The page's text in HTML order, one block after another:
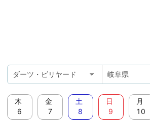
木
6
金
7
土
8
日
9
月
10